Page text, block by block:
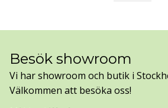
Besök showroom
Vi har showroom och butik i
Välkommen att besöka oss!